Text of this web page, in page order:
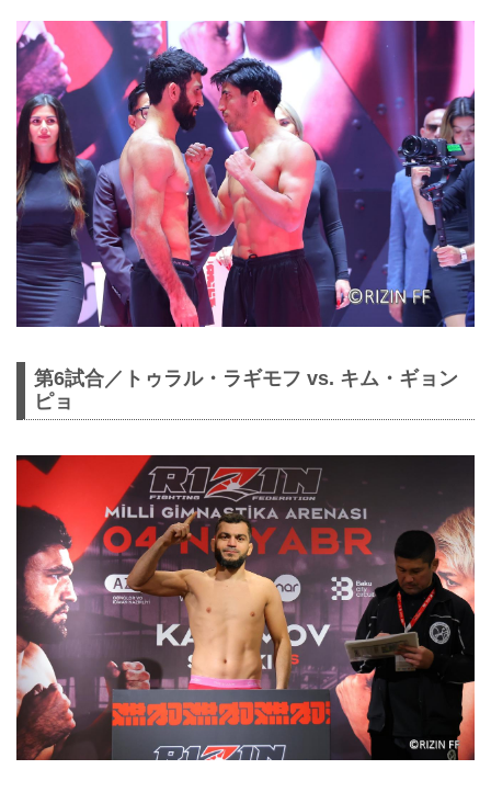
第6試合／トゥラル・ラギモフ vs. キム・ギョン
ピョ